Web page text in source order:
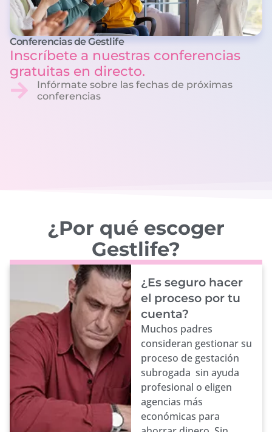
Conferencias de Gestlife
Inscríbete a nuestras conferencias
gratuitas en directo.
Infórmate sobre las fechas de próximas
conferencias
¿Por qué escoger
Gestlife?
¿Es seguro hacer
el proceso por tu
cuenta?
Muchos padres
consideran gestionar su
proceso de gestación
subrogada sin ayuda
profesional o eligen
agencias más
económicas para